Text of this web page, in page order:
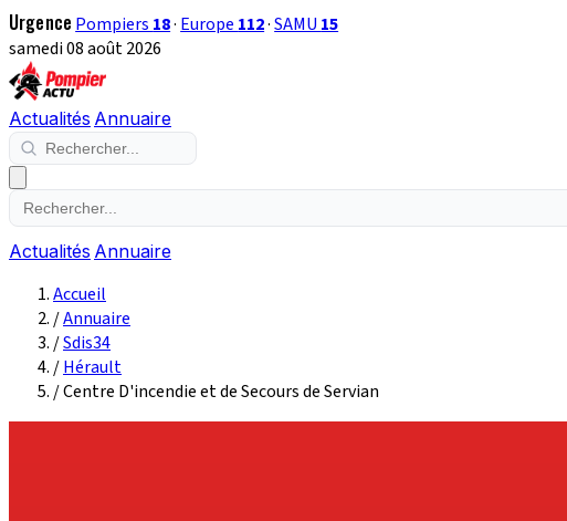
Urgence Pompiers 18· Europe 112·SAMU 15
samedi 08 août 2026
Actualités Annuaire
Actualités Annuaire
Accueil
/Annuaire
/Sdis34
/Hérault
/Centre D'incendie et de Secours de Servian